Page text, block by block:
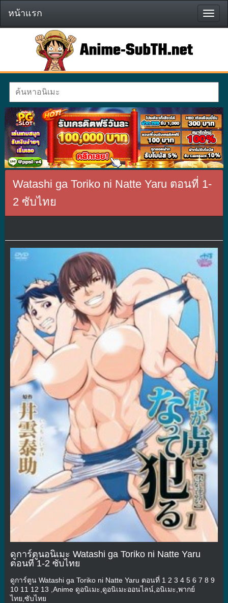
หน้า
แรก
หน้าแรก
Watashi ga Toriko ni Natte Yaru ตอนที่ 1-
2 ซับไทย
ดูการ์ตูนอนิเมะ Watashi ga Toriko ni Natte Yaru
ตอนที่ 1-2 ซับไทย
ดูการ์ตูน Watashi ga Toriko ni Natte Yaru ตอนที่ 1 2 3 4 5 6 7 8 9
10 11 12 13 ,Anime ดูอนิเมะ,ดูอนิเมะออนไลน์,อนิเมะ,พากย์
ไทย,ซับไทย